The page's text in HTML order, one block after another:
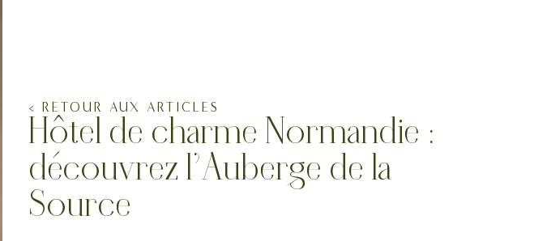
< RETOUR AUX ARTICLES
Hôtel de charme Normandie :
découvrez l’Auberge de la
Source